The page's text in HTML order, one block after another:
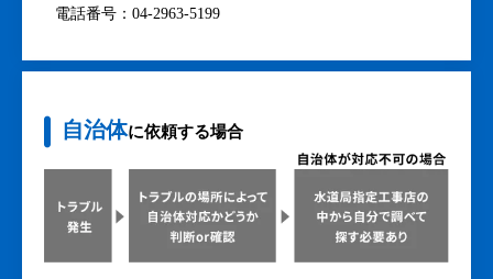
電話番号：04-2963-5199
自治体に依頼する場合